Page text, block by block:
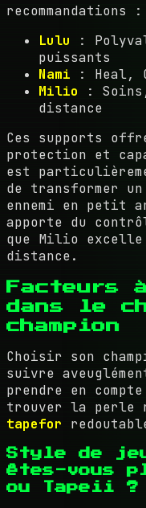
recommandations :
Lulu :
puissants
Nami : Heal,
Milio :
distance
Ces supports
protection et
est
de transformer
ennemi en petit
apporte du
que Milio
distance.
Facteurs
dans le
champion
Choisir son
suivre
prendre en
trouver la perle
tapefor
Style de
êtes-vous
ou Tapeii ?